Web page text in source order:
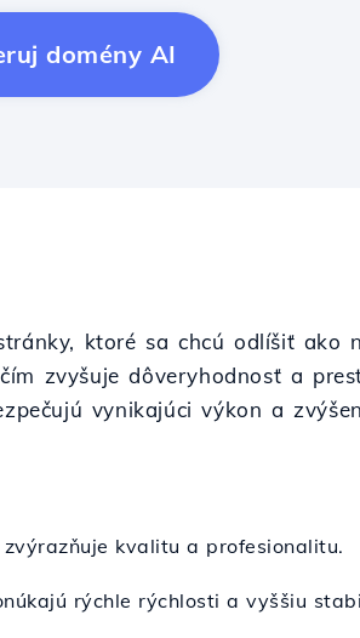
domény AI
ktoré sa chcú odlíšiť ako
zvyšuje dôveryhodnosť a
vynikajúci výkon a
kvalitu a profesionalitu.
rýchle rýchlosti a vyššiu